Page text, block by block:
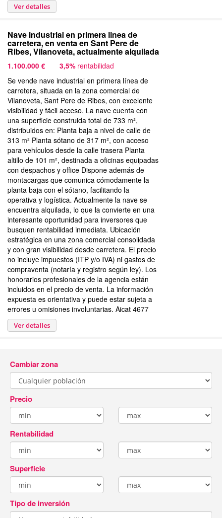
Ver detalles
Nave industrial en primera linea de
carretera, en venta en Sant Pere de
Ribes, Vilanoveta, actualmente alquilada
1.100.000 € 3,5% rentabilidad
Se vende nave industrial en primera línea de
carretera, situada en la zona comercial de
Vilanoveta, Sant Pere de Ribes, con excelente
visibilidad y fácil acceso. La nave cuenta con
una superficie construida total de 733 m²,
distribuidos en: Planta baja a nivel de calle de
313 m² Planta sótano de 317 m², con acceso
para vehículos desde la calle trasera Planta
altillo de 101 m², destinada a oficinas equipadas
con despachos y office Dispone además de
montacargas que comunica cómodamente la
planta baja con el sótano, facilitando la
operativa y logística. Actualmente la nave se
encuentra alquilada, lo que la convierte en una
interesante oportunidad para inversores que
busquen rentabilidad inmediata. Ubicación
estratégica en una zona comercial consolidada
y con gran visibilidad desde carretera. El precio
no incluye impuestos (ITP y/o IVA) ni gastos de
compraventa (notaría y registro según ley). Los
honorarios profesionales de la agencia están
incluidos en el precio de venta. La información
expuesta es orientativa y puede estar sujeta a
errores u omisiones involuntarias. Aicat 4677
Ver detalles
Cambiar zona
Precio
Rentabilidad
Superficie
Tipo de inversión